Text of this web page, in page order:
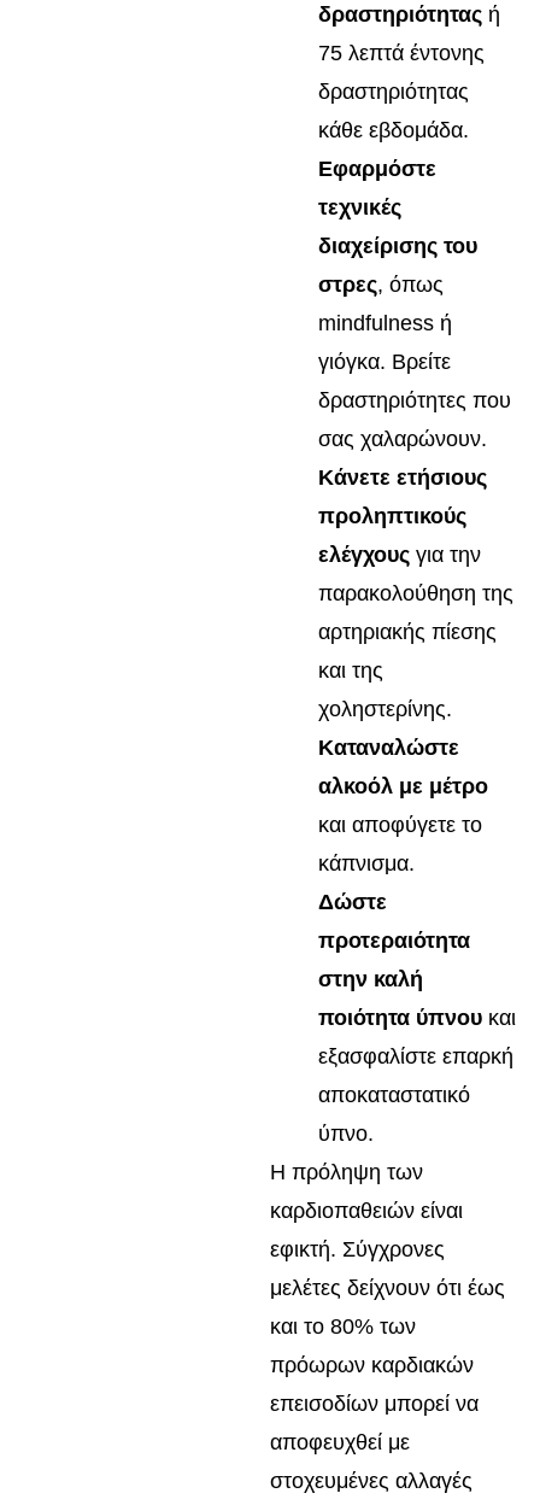
δραστηριότητας ή
75 λεπτά έντονης
δραστηριότητας
κάθε εβδομάδα.
Εφαρμόστε
τεχνικές
διαχείρισης του
στρες, όπως
mindfulness ή
γιόγκα. Βρείτε
δραστηριότητες που
σας χαλαρώνουν.
Κάνετε ετήσιους
προληπτικούς
ελέγχους για την
παρακολούθηση της
αρτηριακής πίεσης
και της
χοληστερίνης.
Καταναλώστε
αλκοόλ με μέτρο
και αποφύγετε το
κάπνισμα.
Δώστε
προτεραιότητα
στην καλή
ποιότητα ύπνου και
εξασφαλίστε επαρκή
αποκαταστατικό
ύπνο.
Η πρόληψη των
καρδιοπαθειών είναι
εφικτή. Σύγχρονες
μελέτες δείχνουν ότι έως
και το 80% των
πρόωρων καρδιακών
επεισοδίων μπορεί να
αποφευχθεί με
στοχευμένες αλλαγές